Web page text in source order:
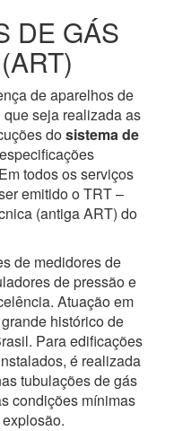
DE GÁS
de aparelhos de
seja realizada as
dosistema de
todos os serviços
emitido o TRT –
(antiga ART) do
de medidores de
de pressão e
Atuação em
histórico de
Para edificações
é realizada
tubulações de gás
condições mínimas